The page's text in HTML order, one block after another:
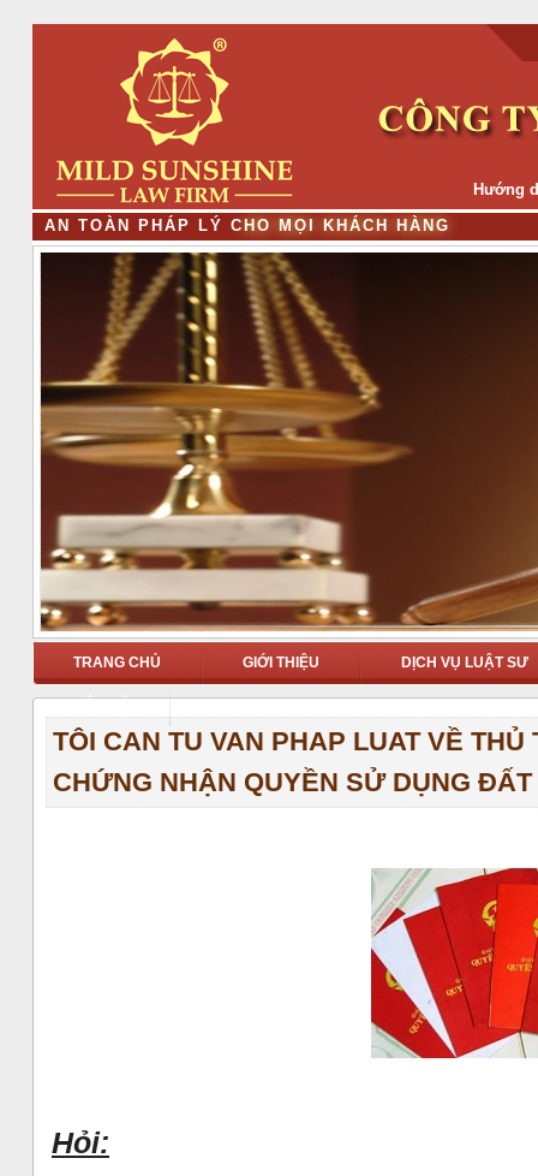
Hướng
A N TOÀ N P H Á P LÝ C H O M Ọ K H ÁC H H À N G
TRANG CHỦ GIỚI THIỆU DỊCH VỤ LUẬT SƯ
TÔI CAN TU VAN PHAP LUAT VỀ
CHỨNG NHẬN QUYỀN SỬ DỤNG ĐẤT
Hỏi: